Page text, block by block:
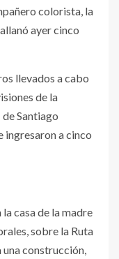
colorista, la
ayer cinco
llevados a cabo
de la
Santiago
ingresaron a cinco
casa de la madre
sobre la Ruta
construcción,